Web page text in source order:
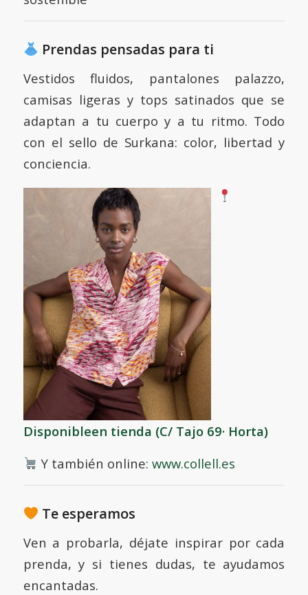
Prendas pensadas para ti
Vestidos fluidos, pantalones palazzo,
camisas ligeras y tops satinados que se
adaptan a tu cuerpo y a tu ritmo. Todo
con el sello de Surkana: color, libertad y
conciencia.
Disponibleen tienda (C/ Tajo 69· Horta)
Y también online: www.collell.es
Te esperamos
Ven a probarla, déjate inspirar por cada
prenda, y si tienes dudas, te ayudamos
encantadas.